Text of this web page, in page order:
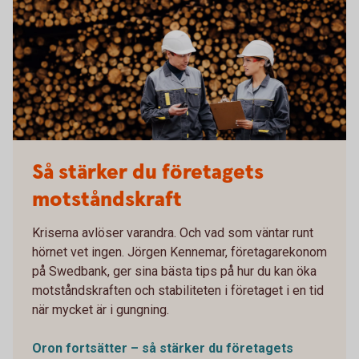
Så stärker du företagets
motståndskraft
Kriserna avlöser varandra. Och vad som väntar runt
hörnet vet ingen. Jörgen Kennemar, företagarekonom
på Swedbank, ger sina bästa tips på hur du kan öka
motståndskraften och stabiliteten i företaget i en tid
när mycket är i gungning.
Oron fortsätter – så stärker du företagets